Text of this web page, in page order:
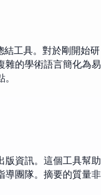
工具。對於剛開始研
雜的學術語言簡化為易
版資訊。這個工具幫助
導團隊。摘要的質量非